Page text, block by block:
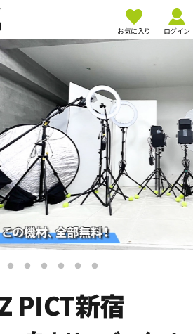
お気に入り ログイン
PICT新宿